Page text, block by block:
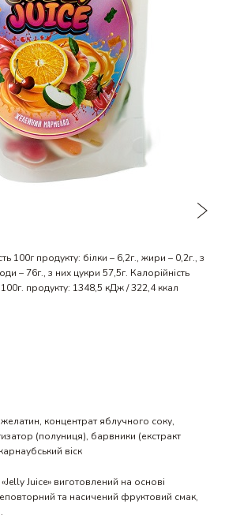
100г продукту: білки – 6,2г., жири – 0,2г., з
– 76г., з них цукри 57,5г. Калорійність
100г. продукту: 1348,5 кДж / 322,4 ккал
концентрат яблучного соку,
(полуниця), барвники (екстракт
віск
Juice» виготовлений на основі
та насичений фруктовий смак,